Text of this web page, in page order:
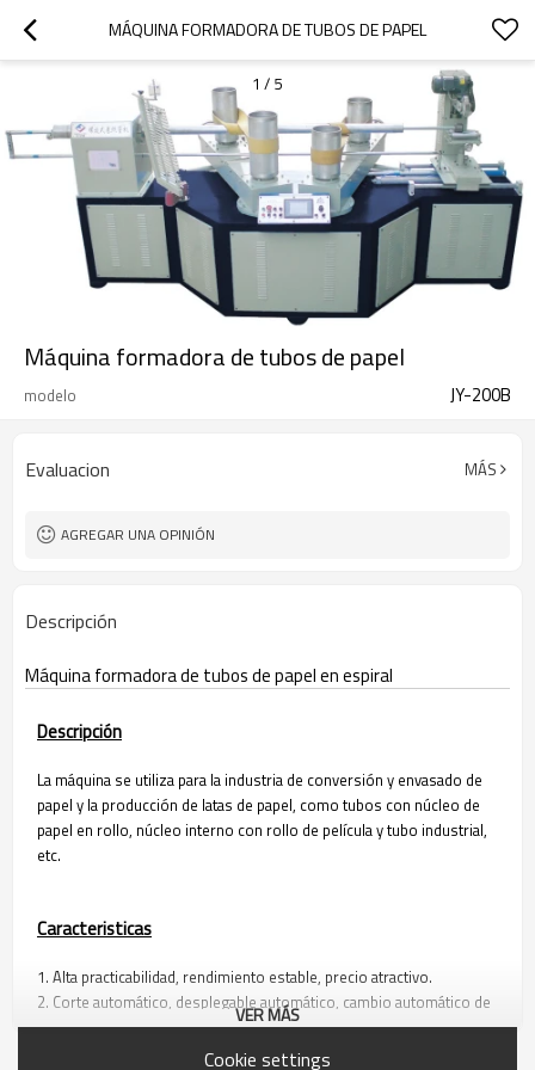
MÁQUINA FORMADORA DE TUBOS DE PAPEL
1 / 5
Máquina formadora de tubos de papel
modelo JY-200B
Evaluacion MÁS
AGREGAR UNA OPINIÓN
Descripción
Máquina formadora de tubos de papel en espiral
Descripción
La máquina se utiliza para la industria de conversión y envasado de
papel y la producción de latas de papel, como tubos con núcleo de
papel en rollo, núcleo interno con rollo de película y tubo industrial,
etc.
Caracteristicas
1. Alta practicabilidad, rendimiento estable, precio atractivo.
2. Corte automático, desplegable automático, cambio automático de
velocidad y reversión.
3. Control del PLC por computadora, pantalla táctil.
VER MÁS
Cookie settings